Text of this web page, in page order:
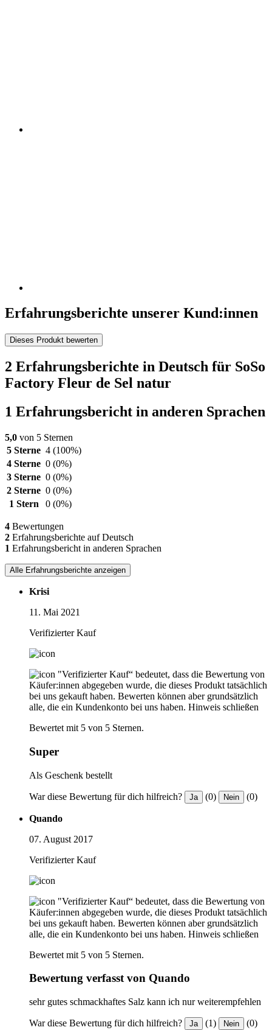
Erfahrungsberichte unserer Kund:innen
Dieses Produkt bewerten
2 Erfahrungsberichte in Deutsch für SoSo
Factory Fleur de Sel natur
1 Erfahrungsbericht in anderen Sprachen
5,0 von 5 Sternen
5 Sterne 4 (100%)
4 Sterne 0 (0%)
3 Sterne 0 (0%)
2 Sterne 0 (0%)
1 Stern
0 (0%)
4 Bewertungen
2 Erfahrungsberichte auf Deutsch
1 Erfahrungsbericht in anderen Sprachen
Alle Erfahrungsberichte anzeigen
Krisi
11. Mai 2021
Verifizierter Kauf
"Verifizierter Kauf“ bedeutet, dass die Bewertung von
Käufer:innen abgegeben wurde, die dieses Produkt tatsächlich
bei uns gekauft haben. Bewerten können aber grundsätzlich
alle, die ein Kundenkonto bei uns haben. Hinweis schließen
Bewertet mit 5 von 5 Sternen.
Super
Als Geschenk bestellt
War diese Bewertung für dich hilfreich? Ja (0) Nein (0)
Quando
07. August 2017
Verifizierter Kauf
"Verifizierter Kauf“ bedeutet, dass die Bewertung von
Käufer:innen abgegeben wurde, die dieses Produkt tatsächlich
bei uns gekauft haben. Bewerten können aber grundsätzlich
alle, die ein Kundenkonto bei uns haben. Hinweis schließen
Bewertet mit 5 von 5 Sternen.
Bewertung verfasst von Quando
sehr gutes schmackhaftes Salz kann ich nur weiterempfehlen
War diese Bewertung für dich hilfreich? Ja (1) Nein (0)